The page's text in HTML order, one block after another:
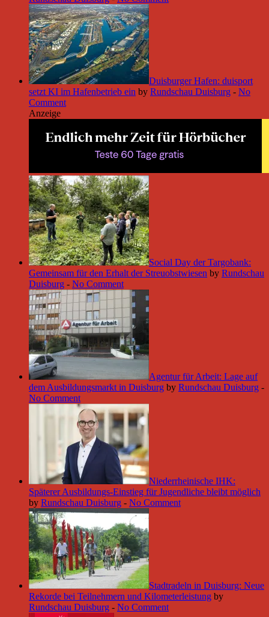
Duisburger Hafen: duisport
setzt KI im Hafenbetrieb ein by Rundschau Duisburg - No
Comment
Anzeige
Social Day der Targobank:
Gemeinsam für den Erhalt der Streuobstwiesen by Rundschau
Duisburg - No Comment
Agentur für Arbeit: Lage auf
dem Ausbildungsmarkt in Duisburg by Rundschau Duisburg -
No Comment
Niederrheinische IHK:
Späterer Ausbildungs-Einstieg für Jugendliche bleibt möglich
by Rundschau Duisburg - No Comment
Stadtradeln in Duisburg: Neue
Rekorde bei Teilnehmern und Kilometerleistung by
Rundschau Duisburg - No Comment